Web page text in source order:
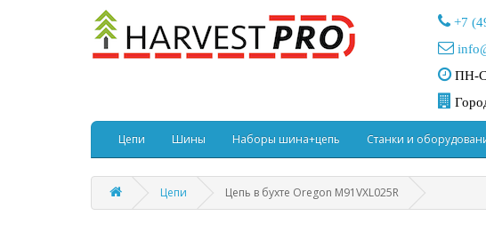
+7
ПН-
Цепи Шины Наборы шина+цепь Станки и
Цепи Цепь в бухте Oregon M91VXL025R